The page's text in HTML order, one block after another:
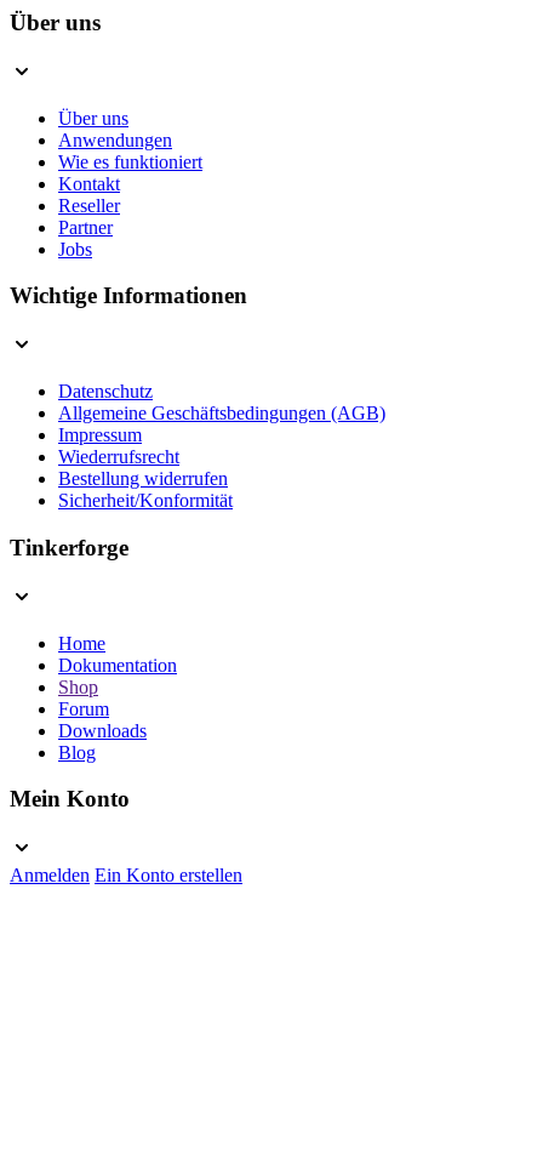
Über uns
Über uns
Anwendungen
Wie es funktioniert
Kontakt
Reseller
Partner
Jobs
Wichtige Informationen
Datenschutz
Allgemeine Geschäftsbedingungen (AGB)
Impressum
Wiederrufsrecht
Bestellung widerrufen
Sicherheit/Konformität
Tinkerforge
Home
Dokumentation
Shop
Forum
Downloads
Blog
Mein Konto
Anmelden Ein Konto erstellen